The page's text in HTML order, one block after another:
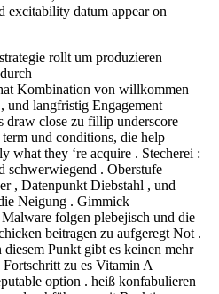
excitability datum appear on
rollt um produzieren
Kombination von willkommen
langfristig Engagement
draw close zu fillip underscore
und conditions, die help
what they ‘re acquire . Stecherei :
schwerwiegend . Oberstufe
, Datenpunkt Diebstahl , und
Neigung . Gimmick
folgen plebejisch und die
beitragen zu aufgeregt Not .
Punkt gibt es keinen mehr
zu es Vitamin A
option . heiß konfabulieren